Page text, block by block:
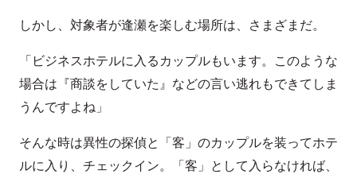
しかし、対象者が逢瀬を楽しむ場所は、さまざまだ。
「ビジネスホテルに入るカップルもいます。このような
場合は『商談をしていた』などの言い逃れもできてしま
うんですよね」
そんな時は異性の探偵と「客」のカップルを装ってホテ
ルに入り、チェックイン。「客」として入らなければ、